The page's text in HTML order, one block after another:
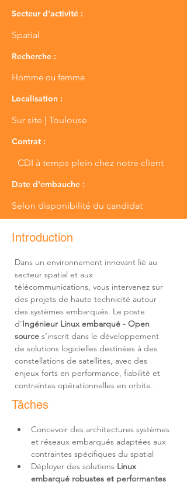
Secteur d'activité :
Spatial
Recherche :
Homme ou femme
Localisation :
Sur site | Toulouse
Contrat :
CDI à temps plein chez notre client
Date d'embauche :
Selon disponibilité du candidat
Introduction
Dans un environnement innovant lié au
secteur spatial et aux
télécommunications, vous intervenez sur
des projets de haute technicité autour
des systèmes embarqués. Le poste
d’Ingénieur Linux embarqué - Open
source s’inscrit dans le développement
de solutions logicielles destinées à des
constellations de satellites, avec des
enjeux forts en performance, fiabilité et
contraintes opérationnelles en orbite.
Tâches
Concevoir des architectures systèmes
et réseaux embarqués adaptées aux
Déployer des solutions Linux
embarqué robustes et performantes